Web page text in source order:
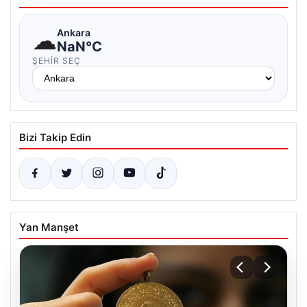
☁Ankara
NaN°C
ŞEHIR SEÇ
Bizi Takip Edin
Yan Manşet